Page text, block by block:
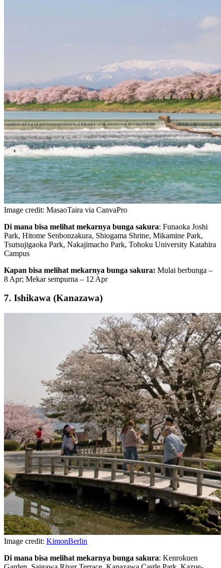
Image credit: MasaoTaira via CanvaPro
Di mana bisa melihat mekarnya bunga sakura: Funaoka Joshi
Park, Hitome Senbonzakura, Shiogama Shrine, Mikamine Park,
Tsutsujigaoka Park, Nakajimacho Park, Tohoku University Katahira
Campus
Kapan bisa melihat mekarnya bunga sakura: Mulai berbunga –
8 Apr; Mekar sempurna – 12 Apr
7. Ishikawa (Kanazawa)
Image credit: KimonBerlin
Di mana bisa melihat mekarnya bunga sakura: Kenrokuen